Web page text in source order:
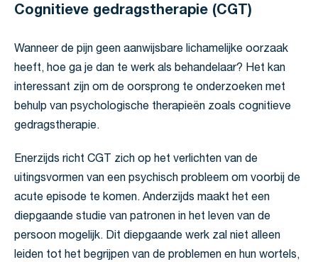
Cognitieve gedragstherapie (CGT)
Wanneer de pijn geen aanwijsbare lichamelijke oorzaak
heeft, hoe ga je dan te werk als behandelaar? Het kan
interessant zijn om de oorsprong te onderzoeken met
behulp van psychologische therapieën zoals cognitieve
gedragstherapie.
Enerzijds richt CGT zich op het verlichten van de
uitingsvormen van een psychisch probleem om voorbij de
acute episode te komen. Anderzijds maakt het een
diepgaande studie van patronen in het leven van de
persoon mogelijk. Dit diepgaande werk zal niet alleen
leiden tot het begrijpen van de problemen en hun wortels,